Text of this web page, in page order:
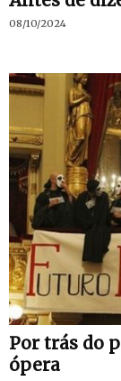
08/10/2024
Por trás do
ópera